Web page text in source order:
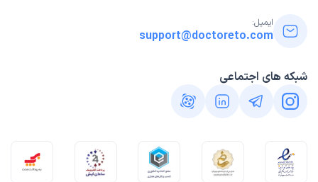
ایمیل:
support@doctoreto.com
شبکه های اجتماعی